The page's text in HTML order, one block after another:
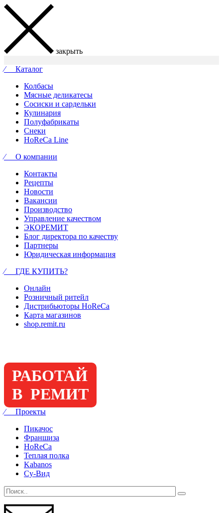
закрыть
⁄ Каталог
Колбасы
Мясные деликатесы
Сосиски и сардельки
Кулинария
Полуфабрикаты
Снеки
HoReCa Line
⁄ О компании
Контакты
Рецепты
Новости
Вакансии
Производство
Управление качеством
ЭКОРЕМИТ
Блог директора по качеству
Партнеры
Юридическая информация
⁄ ГДЕ КУПИТЬ?
Онлайн
Розничный ритейл
Дистрибьюторы HoReCa
Карта магазинов
shop.remit.ru
РАБОТАЙ
В РЕМИТ
⁄ Проекты
Пикачос
Франшиза
HoReCa
Теплая полка
Kabanos
Су-Вид